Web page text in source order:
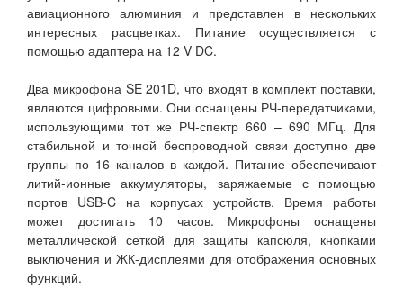
авиационного алюминия и представлен в нескольких
интересных расцветках. Питание осуществляется с
помощью адаптера на 12 V DC.
Два микрофона SE 201D, что входят в комплект поставки,
являются цифровыми. Они оснащены РЧ-передатчиками,
использующими тот же РЧ-спектр 660 – 690 МГц. Для
стабильной и точной беспроводной связи доступно две
группы по 16 каналов в каждой. Питание обеспечивают
литий-ионные аккумуляторы, заряжаемые с помощью
портов USB-C на корпусах устройств. Время работы
может достигать 10 часов. Микрофоны оснащены
металлической сеткой для защиты капсюля, кнопками
выключения и ЖК-дисплеями для отображения основных
функций.